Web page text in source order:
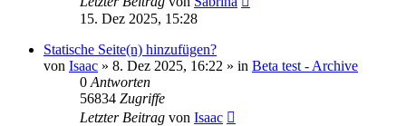
15. Dez 2025, 15:28
Statische Seite(n) hinzufügen?
von Isaac » 8. Dez 2025, 16:22 » in Beta test - Archive
0 Antworten
56834 Zugriffe
Letzter Beitrag von Isaac